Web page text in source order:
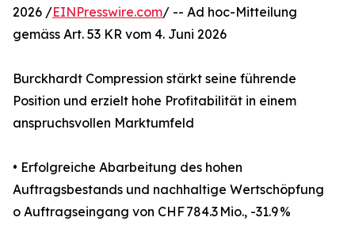
2026 /EINPresswire.com/ -- Ad hoc-Mitteilung
gemäss Art. 53 KR vom 4. Juni 2026
Burckhardt Compression stärkt seine führende
Position und erzielt hohe Profitabilität in einem
anspruchsvollen Marktumfeld
• Erfolgreiche Abarbeitung des hohen
Auftragsbestands und nachhaltige Wertschöpfung
o Auftragseingang von CHF 784.3 Mio., -31.9 %